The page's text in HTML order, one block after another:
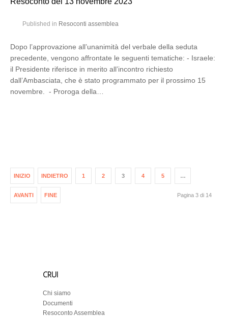
Published in Resoconti assemblea
Dopo l’approvazione all’unanimità del verbale della seduta
precedente, vengono affrontate le seguenti tematiche: - Israele:
il Presidente riferisce in merito all’incontro richiesto
dall’Ambasciata, che è stato programmato per il prossimo 15
novembre. - Proroga della…
INIZIO INDIETRO 1 2 3 4 5 …
AVANTI FINE Pagina 3 di 14
CRUI
Chi siamo
Documenti
Resoconto Assemblea